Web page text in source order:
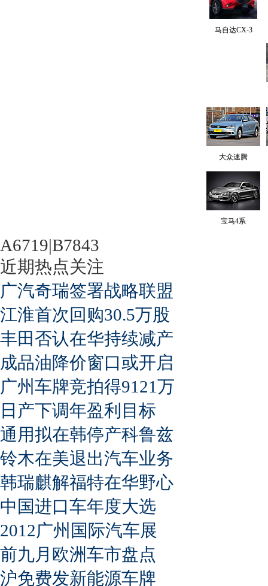
马自达CX-3
大众速腾
宝马4系
A6719|B7843
近期热点关注
广汽奇瑞签署战略联盟
江淮首次回购30.5万股
丰田否认在华持续减产
成品油降价窗口或开启
广州车牌竞拍得9121万
日产下调年盈利目标
通用拟在韩停产科鲁兹
铃木在美退出汽车业务
韩瑞麒解福特在华野心
中国进口车年度大选
2012广州国际汽车展
前九月欧洲车市盘点
沪免费发新能源车牌